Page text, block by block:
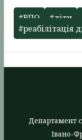
#ВПО #діти
#реабілітація
Департамент
Івано-